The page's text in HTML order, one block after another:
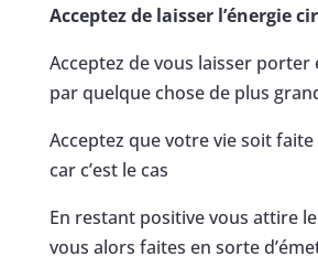
Acceptez de laisser l’énergie
Acceptez de vous laisser
par quelque chose de plus
Acceptez que votre vie soit faite
car c’est le cas
En restant positive vous attire
vous alors faites en sorte